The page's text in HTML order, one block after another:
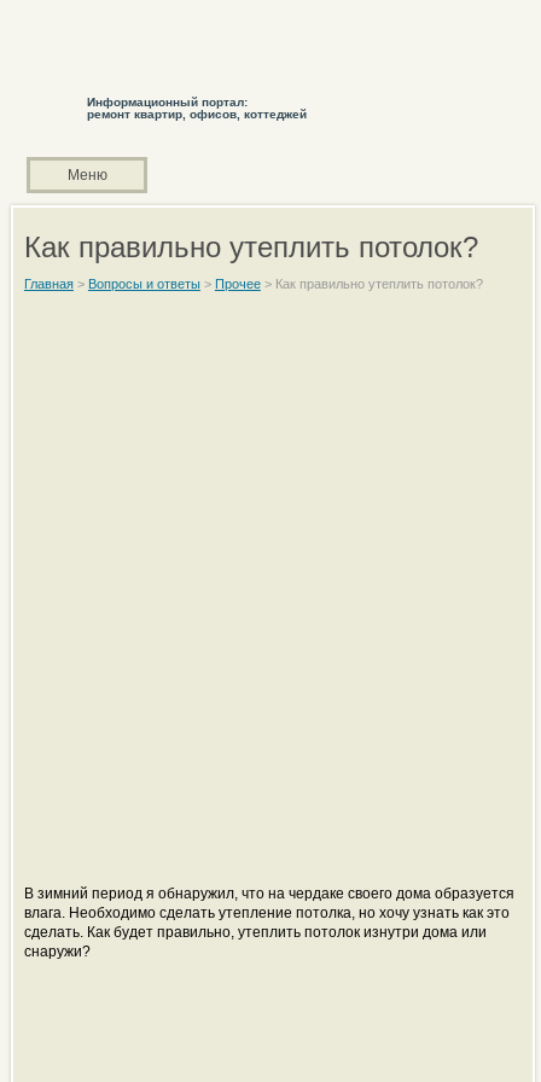
Информационный портал:
ремонт квартир, офисов, коттеджей
Меню
Как правильно утеплить потолок?
Главная> Вопросы и ответы> Прочее> Как правильно утеплить потолок?
В зимний период я обнаружил, что на чердаке своего дома образуется
влага. Необходимо сделать утепление потолка, но хочу узнать как это
сделать. Как будет правильно, утеплить потолок изнутри дома или
снаружи?